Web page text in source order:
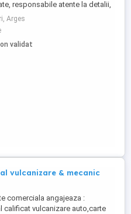
responsabile atente la detalii,
alăture echipei noastre și să
la buna desfășurare a
administrative și contabile. -
-salariu adecvat experientei -
Arges
validat
vulcanizare & mecanic
comerciala angajeaza :
calificat vulcanizare auto,carte